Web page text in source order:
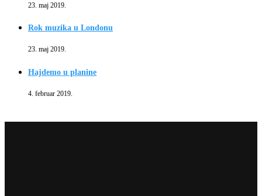
23. maj 2019.
Rok muzika u Londonu
23. maj 2019.
Hajdemo u planine
4. februar 2019.